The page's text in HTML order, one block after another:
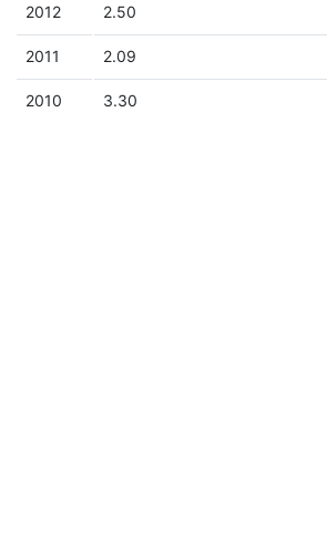
2012 2.50
2011 2.09
2010 3.30